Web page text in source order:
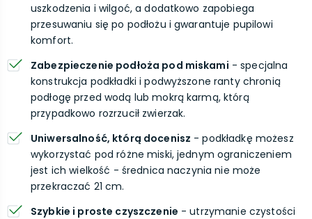
uszkodzenia i wilgoć, a dodatkowo zapobiega
przesuwaniu się po podłożu i gwarantuje pupilowi
komfort.
Zabezpieczenie podłoża pod miskami - specjalna
konstrukcja podkładki i podwyższone ranty chronią
podłogę przed wodą lub mokrą karmą, którą
przypadkowo rozrzucił zwierzak.
Uniwersalność, którą docenisz - podkładkę możesz
wykorzystać pod różne miski, jednym ograniczeniem
jest ich wielkość - średnica naczynia nie może
przekraczać 21 cm.
Szybkie i proste czyszczenie - utrzymanie czystości